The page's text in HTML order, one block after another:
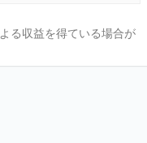
る収益を得ている場合が